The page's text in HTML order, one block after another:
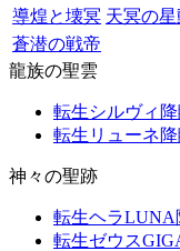
導煌と壊冥 天冥の星
蒼潜の戦帝
龍族の聖雲
転生シルヴィ
転生リューネ
神々の聖跡
転生ヘラLUNA
転生ゼウス